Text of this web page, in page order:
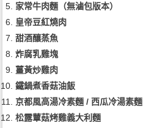
家常牛肉麵（無滷包版本）
皇帝豆紅燒肉
甜酒釀蒸魚
炸腐乳雞塊
薑黃炒雞肉
鐵鍋煮香菇油飯
京都風高湯冷素麵 / 西瓜冷湯素麵
松露蕈菇烤雞義大利麵